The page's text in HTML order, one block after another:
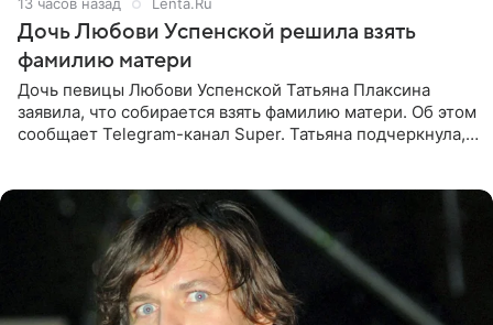
13 часов назад Lenta.Ru
Дочь Любови Успенской решила взять
фамилию матери
Дочь певицы Любови Успенской Татьяна Плаксина
заявила, что собирается взять фамилию матери. Об этом
сообщает Telegram-канал Super. Татьяна подчеркнула,